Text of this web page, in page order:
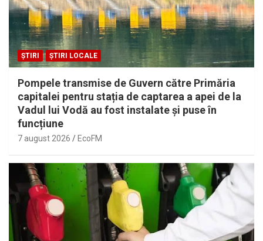
ȘTIRI ȘTIRI LOCALE
Pompele transmise de Guvern către Primăria
capitalei pentru stația de captarea a apei de la
Vadul lui Vodă au fost instalate și puse în
funcțiune
7 august 2026 EcoFM